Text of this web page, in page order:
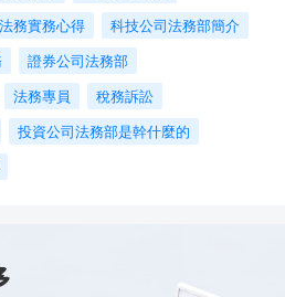
務實務心得
科技公司法務部簡介
證券公司法務部
法務專員
稅務訴訟
投資公司法務部是幹什麼的